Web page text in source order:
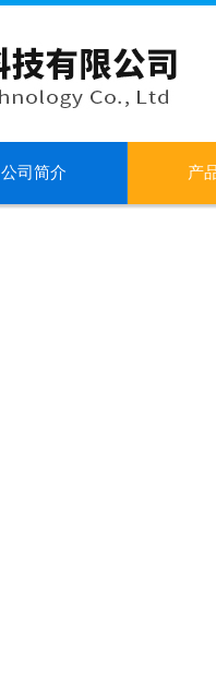
公司简介 产